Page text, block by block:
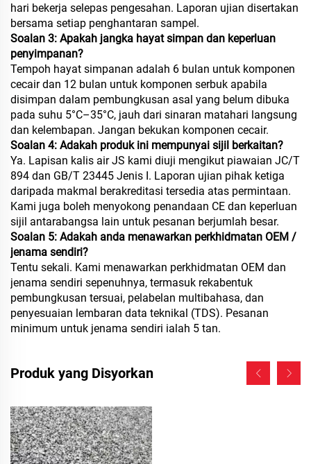
hari bekerja selepas pengesahan. Laporan ujian disertakan
bersama setiap penghantaran sampel.
Soalan 3: Apakah jangka hayat simpan dan keperluan
penyimpanan?
Tempoh hayat simpanan adalah 6 bulan untuk komponen
cecair dan 12 bulan untuk komponen serbuk apabila
disimpan dalam pembungkusan asal yang belum dibuka
pada suhu 5°C–35°C, jauh dari sinaran matahari langsung
dan kelembapan. Jangan bekukan komponen cecair.
Soalan 4: Adakah produk ini mempunyai sijil berkaitan?
Ya. Lapisan kalis air JS kami diuji mengikut piawaian JC/T
894 dan GB/T 23445 Jenis I. Laporan ujian pihak ketiga
daripada makmal berakreditasi tersedia atas permintaan.
Kami juga boleh menyokong penandaan CE dan keperluan
sijil antarabangsa lain untuk pesanan berjumlah besar.
Soalan 5: Adakah anda menawarkan perkhidmatan OEM /
jenama sendiri?
Tentu sekali. Kami menawarkan perkhidmatan OEM dan
jenama sendiri sepenuhnya, termasuk rekabentuk
pembungkusan tersuai, pelabelan multibahasa, dan
penyesuaian lembaran data teknikal (TDS). Pesanan
minimum untuk jenama sendiri ialah 5 tan.
Produk yang Disyorkan